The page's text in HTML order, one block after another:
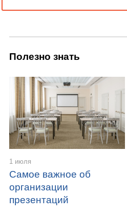
Полезно знать
1 июля
Самое важное об
организации
презентаций